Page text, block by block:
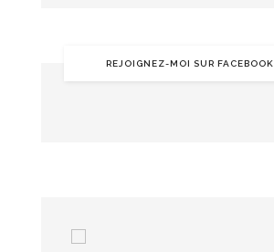
REJOIGNEZ-MOI SUR FACEBOOK